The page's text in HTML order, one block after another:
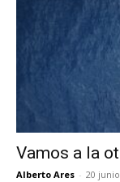
Vamos a la
Alberto Ares - 20